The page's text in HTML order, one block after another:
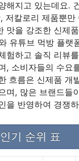
해지고 있는데요.
저칼로리 제품뿐만
맛을 강조한 신제
유튜브 먹방 플랫
험하고 솔직 리뷰
, 소비자들의 수요
흐름은 신제품 개
며, 많은 브랜드들
을 반영하여 경쟁
기 순위 표